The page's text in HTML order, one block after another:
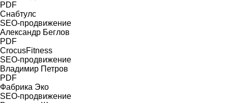
PDF
Снабтулс
SEO-продвижение
Александр Беглов
PDF
CrocusFitness
SEO-продвижение
Владимир Петров
PDF
Фабрика Эко
SEO-продвижение